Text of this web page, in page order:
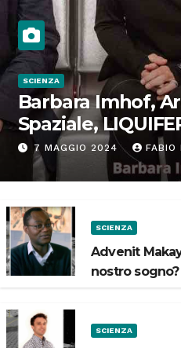
SCIENZA
Barbara Imhof,
Spaziale,
“Progettiamo
Spazio”
7 MAGGIO 2024 FABIO
SCIENZA
Advenit
nostro
SCIENZA